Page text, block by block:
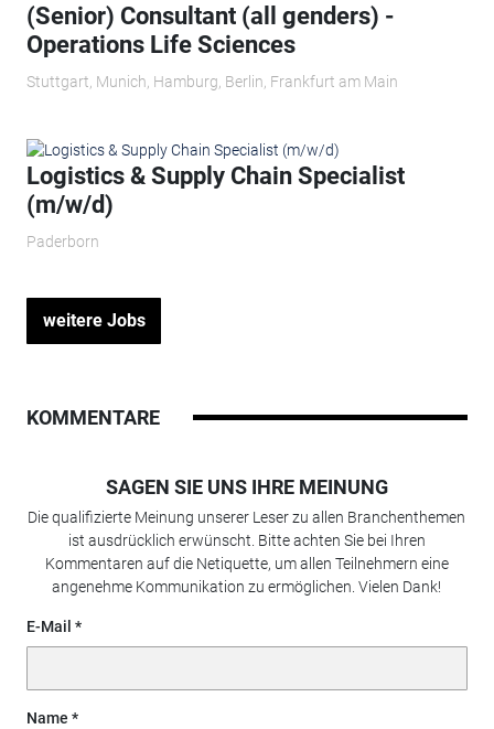
(Senior) Consultant (all genders) -
Operations Life Sciences
Stuttgart, Munich, Hamburg, Berlin, Frankfurt am Main
Logistics & Supply Chain Specialist
(m/w/d)
Paderborn
weitere Jobs
KOMMENTARE
SAGEN SIE UNS IHRE MEINUNG
Die qualifizierte Meinung unserer Leser zu allen Branchenthemen
ist ausdrücklich erwünscht. Bitte achten Sie bei Ihren
Kommentaren auf die Netiquette, um allen Teilnehmern eine
angenehme Kommunikation zu ermöglichen. Vielen Dank!
E-Mail
Name